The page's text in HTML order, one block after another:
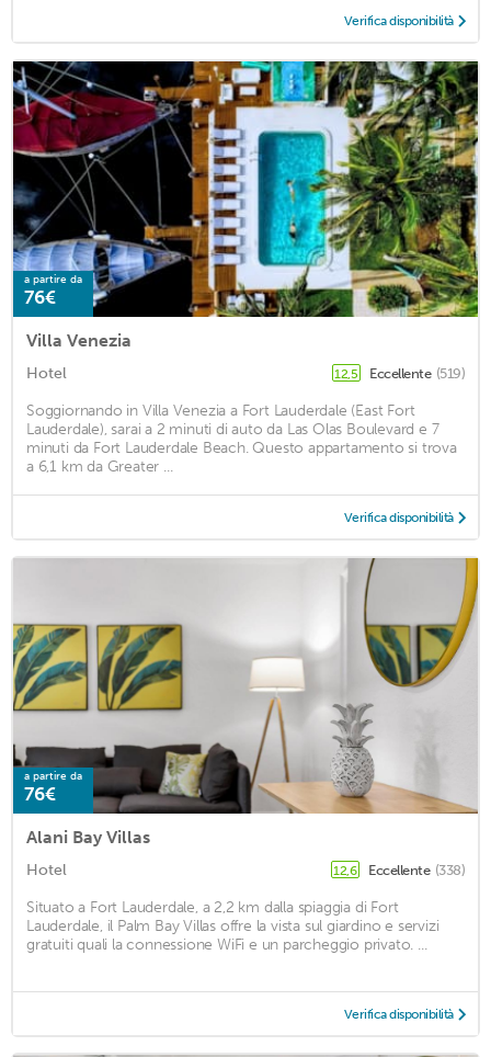
Verifica disponibilità
a partire da
76€
Villa Venezia
Hotel 12,5 Eccellente (519)
Soggiornando in Villa Venezia a Fort Lauderdale (East Fort
Lauderdale), sarai a 2 minuti di auto da Las Olas Boulevard e 7
minuti da Fort Lauderdale Beach. Questo appartamento si trova
a 6,1 km da Greater ...
Verifica disponibilità
a partire da
76€
Alani Bay Villas
Hotel 12,6 Eccellente (338)
Situato a Fort Lauderdale, a 2,2 km dalla spiaggia di Fort
Lauderdale, il Palm Bay Villas offre la vista sul giardino e servizi
gratuiti quali la connessione WiFi e un parcheggio privato. ...
Verifica disponibilità